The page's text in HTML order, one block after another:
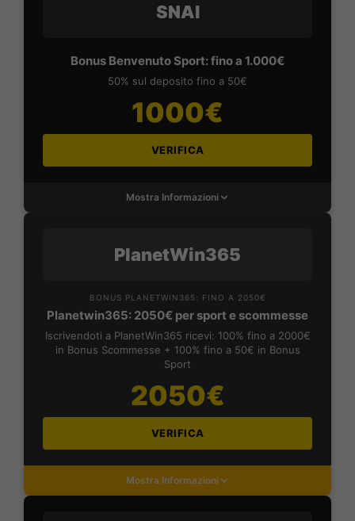
SNAI
Bonus Benvenuto Sport: fino a 1.000€
50% sul deposito fino a 50€
1000€
VERIFICA
Mostra Informazioni
PlanetWin365
BONUS PLANETWIN365: FINO A 2050€
Planetwin365: 2050€ per sport e scommesse
Iscrivendoti a PlanetWin365 ricevi: 100% fino a 2000€
in Bonus Scommesse + 100% fino a 50€ in Bonus
Sport
2050€
VERIFICA
Mostra Informazioni